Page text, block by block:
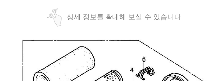
상세 정보를 확대해 보실 수 있습니다